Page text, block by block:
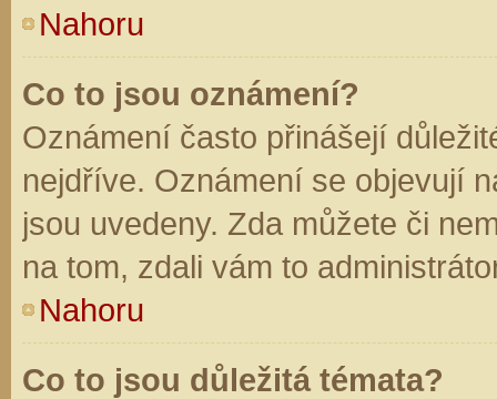
Nahoru
Co to jsou oznámení?
Oznámení často přinášejí
nejdříve. Oznámení se objevují
jsou uvedeny. Zda můžete či
na tom, zdali vám to
Nahoru
Co to jsou důležitá témata?